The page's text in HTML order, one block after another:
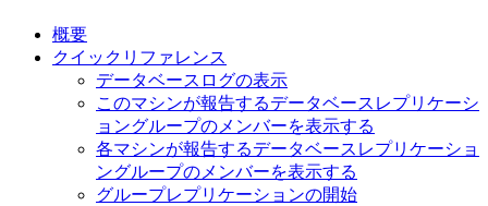
概要
クイックリファレンス
データベースログの表示
このマシンが報告するデータベースレプリケーシ
ョングループのメンバーを表示する
各マシンが報告するデータベースレプリケーショ
ングループのメンバーを表示する
グループレプリケーションの開始